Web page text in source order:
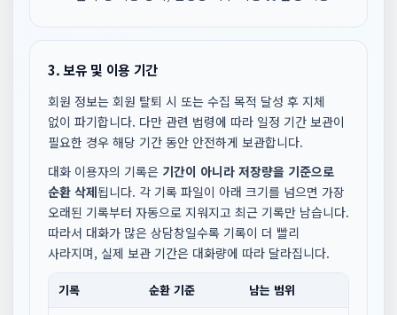
3. 보유 및 이용 기간
회원 정보는 회원 탈퇴 시 또는 수집 목적 달성 후 지체
없이 파기합니다. 다만 관련 법령에 따라 일정 기간 보관이
필요한 경우 해당 기간 동안 안전하게 보관합니다.
대화 이용자의 기록은 기간이 아니라 저장량을 기준으로
순환 삭제됩니다. 각 기록 파일이 아래 크기를 넘으면 가장
오래된 기록부터 자동으로 지워지고 최근 기록만 남습니다.
따라서 대화가 많은 상담창일수록 기록이 더 빨리
사라지며, 실제 보관 기간은 대화량에 따라 달라집니다.
기록 순환 기준 남는 범위